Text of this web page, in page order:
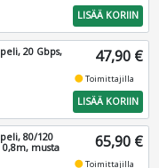
LISÄÄ KORIIN
20 Gbps,
47,90 €
fiber_manual_recordToimittajilla
LISÄÄ KORIIN
80/120
0,8m, musta
65,90 €
fiber_manual_recordToimittajilla